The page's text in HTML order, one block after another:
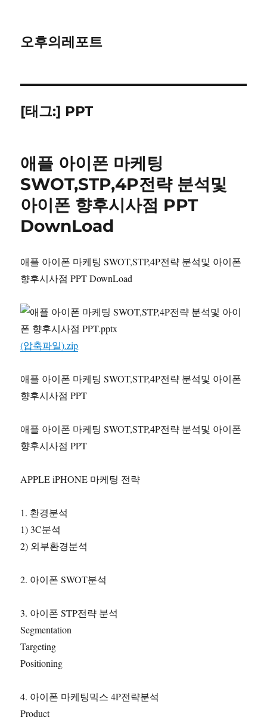
오후의레포트
[태그:] PPT
애플 아이폰 마케팅
SWOT,STP,4P전략 분석및
아이폰 향후시사점 PPT
DownLoad
애플 아이폰 마케팅 SWOT,STP,4P전략 분석및 아이폰
향후시사점 PPT DownLoad
(압축파일).zip
애플 아이폰 마케팅 SWOT,STP,4P전략 분석및 아이폰
향후시사점 PPT
애플 아이폰 마케팅 SWOT,STP,4P전략 분석및 아이폰
향후시사점 PPT
APPLE iPHONE 마케팅 전략
1. 환경분석
1) 3C분석
2) 외부환경분석
2. 아이폰 SWOT분석
3. 아이폰 STP전략 분석
Segmentation
Targeting
Positioning
4. 아이폰 마케팅믹스 4P전략분석
Product